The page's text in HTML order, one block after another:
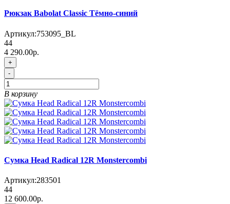
Рюкзак Babolat Classic Тёмно-синий
Артикул:753095_BL
44
4 290.00р.
+
-
В корзину
Сумка Head Radical 12R Monstercombi
Артикул:283501
44
12 600.00р.